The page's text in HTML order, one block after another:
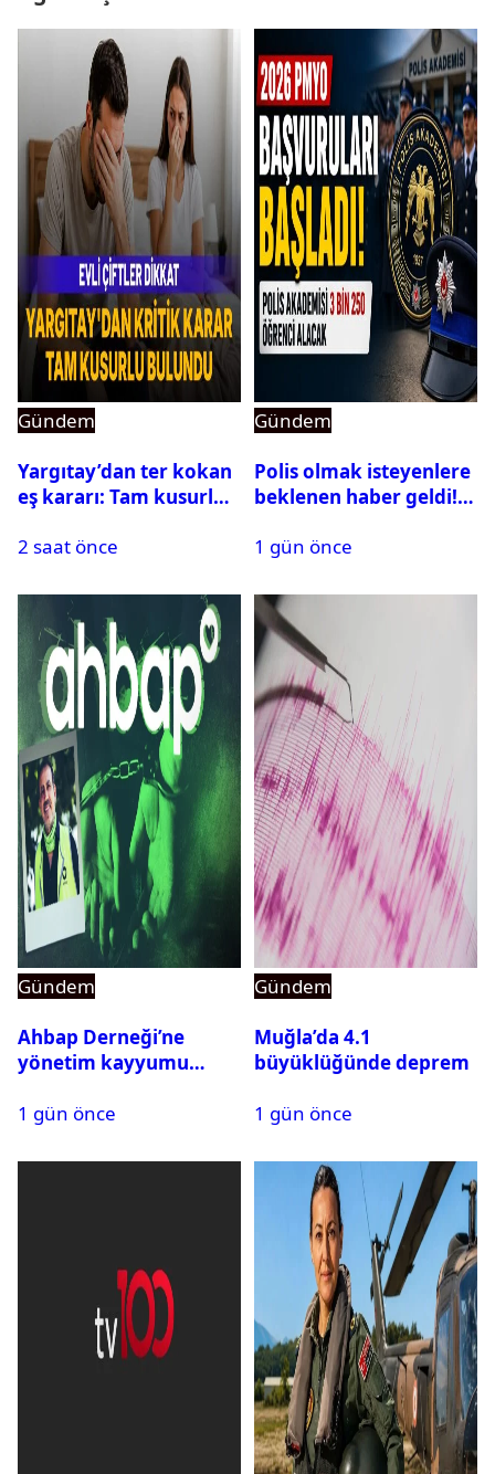
Gündem
Yargıtay’dan ter kokan
eş kararı: Tam kusurlu
2 saat önce
Gündem
Polis olmak isteyenlere
beklenen haber geldi!
1 gün önce
Gündem
Ahbap Derneği’ne
yönetim kayyumu
açıldı
1 gün önce
Gündem
Muğla’da 4.1
büyüklüğünde deprem
1 gün önce